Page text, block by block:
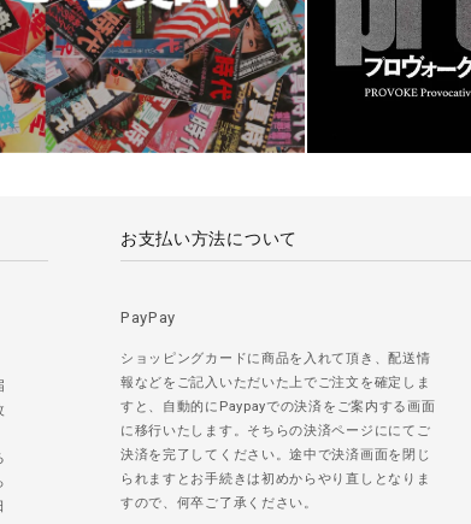
お支払い方法について
PayPay
ショッピングカードに商品を入れて頂き、配送情
報などをご記入いただいた上でご注文を確定しま
すと、自動的にPaypayでの決済をご案内する画面
に移行いたします。そちらの決済ページににてご
決済を完了してください。途中で決済画面を閉じ
られますとお手続きは初めからやり直しとなりま
すので、何卒ご了承ください。